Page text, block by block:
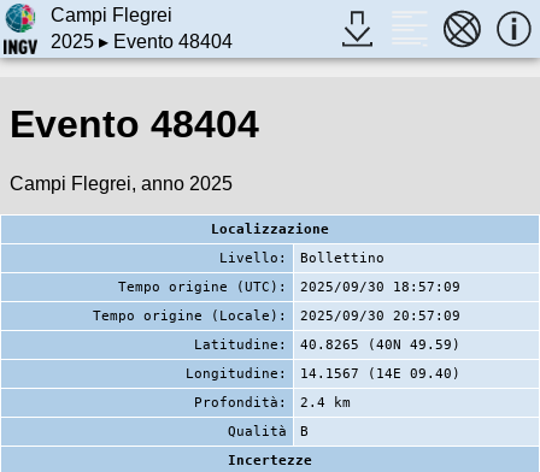
Campi Flegrei
2025▸ Evento 48404
Evento 48404
Campi Flegrei, anno 2025
Localizzazione
Livello:
Bollettino
Tempo origine (UTC):
2025/09/30 18:57:09
Tempo origine (Locale):
2025/09/30 20:57:09
Latitudine:
40.8265 (40N 49.59)
Longitudine:
14.1567 (14E 09.40)
Profondità:
2.4 km
Qualità
B
Incertezze